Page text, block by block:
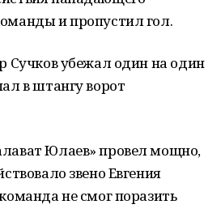
и пропустил гол.
Сучков убежал один на один
в штангу ворот
Юлаев» провел мощно,
звено Евгения
не смог поразить